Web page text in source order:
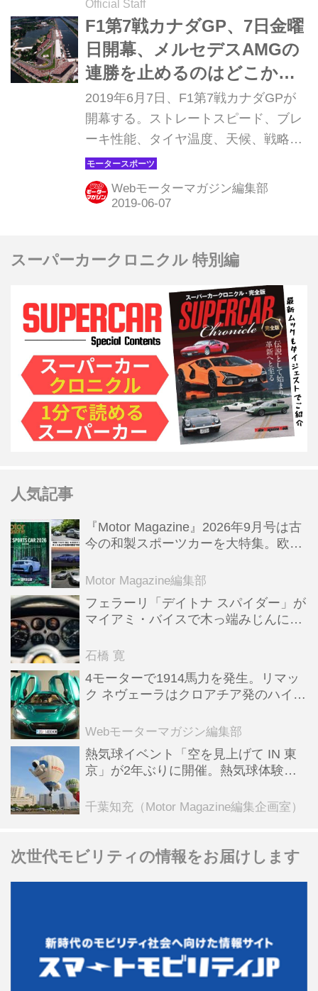
Official Staff
F1第7戦カナダGP、7日金曜
日開幕、メルセデスAMGの
連勝を止めるのはどこか
【モータースポーツ】
2019年6月7日、F1第7戦カナダGPが
開幕する。ストレートスピード、ブレ
ーキ性能、タイヤ温度、天候、戦略、
予選順位の重要性、オーバーテイク、
セーフティカーなど、さまざまな要素
を含んだ難解なグランプリと言われる
Webモーターマガジン編集部
スーパーカークロニクル 特別編
人気記事
『Motor Magazine』2026年9月号は古
今の和製スポーツカーを大特集。欧州
Motor Magazine編集部
フェラーリ「デイトナ スパイダー」が
マイアミ・バイスで木っ端みじんにな
石橋 寛
4モーターで1914馬力を発生。リマッ
ク ネヴェーラはクロアチア発のハイパ
全版／115】
Webモーターマガジン編集部
熱気球イベント「空を見上げて IN 東
京」が2年ぶりに開催。熱気球体験搭
ンテンツも
千葉知充（Motor Magazine編集企画室）
次世代モビリティの情報をお届けします